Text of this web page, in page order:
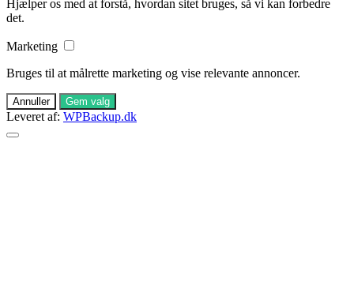
Hjælper os med at forstå, hvordan sitet bruges, så vi kan forbedre
det.
Marketing
Bruges til at målrette marketing og vise relevante annoncer.
Annuller Gem valg
Leveret af: WPBackup.dk